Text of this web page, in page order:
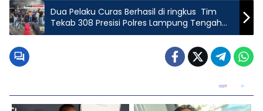
Dua Pelaku Curas Berhasil di ringkus Tim
Tekab 308 Presisi Polres Lampung Tengah
Polda Lampung